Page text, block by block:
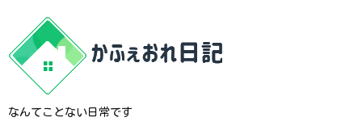
なんてことない日常です